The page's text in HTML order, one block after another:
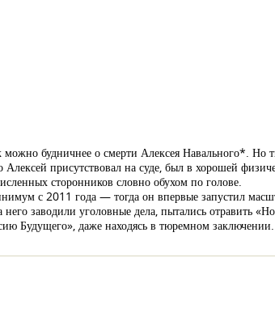
будничнее о смерти Алексея Навального*. Но
Алексей присутствовал на суде, был в хорошей
сторонников словно обухом по голове.
с 2011 года — тогда он впервые запустил
заводили уголовные дела, пытались отравить
Будущего», даже находясь в тюремном заключении.